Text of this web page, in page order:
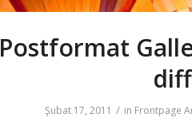
Postformat
Şubat 17, 2011 / in Frontpage